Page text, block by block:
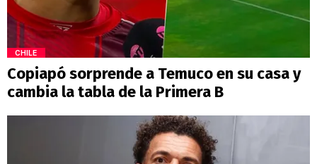
CHILE
Copiapó sorprende a Temuco en su casa y
cambia la tabla de la Primera B